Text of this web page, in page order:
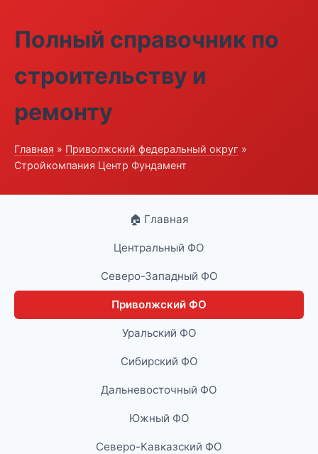
Полный справочник по
строительству и
ремонту
Главная » Приволжский федеральный округ »
Стройкомпания Центр Фундамент
🏠 Главная
Центральный ФО
Северо-Западный ФО
Приволжский ФО
Уральский ФО
Сибирский ФО
Дальневосточный ФО
Южный ФО
Северо-Кавказский ФО